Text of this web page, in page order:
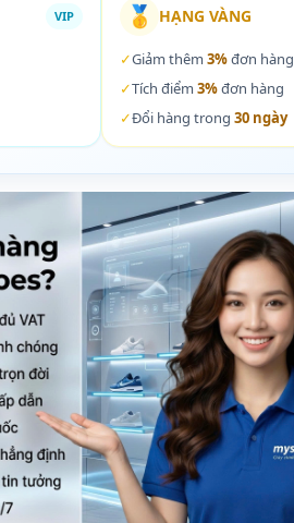
VIP 🥇 HẠNG VÀNG
✓Giảm thêm 3%đơn hàng
✓Tích điểm 3%đơn hàng
✓Đổi hàng trong 30 ngày